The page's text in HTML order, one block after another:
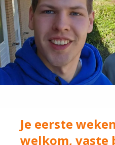
Je eerste
welkom, vaste